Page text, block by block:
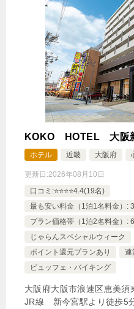
KOKO HOTEL 大阪
ホテル 近畿 大阪府
更新日:2026年08月10日
口コミ:⭐️⭐️⭐️⭐️4.4(19名)
最も安い料金（1泊1名料金）:
プラン価格帯（1泊2名料金）:
じゃらんスペシャルウィーク
ポイント還元プランあり
連
ビュッフェ・バイキング
大阪府大阪市浪速区恵美須
JR線 新今宮駅より徒歩5